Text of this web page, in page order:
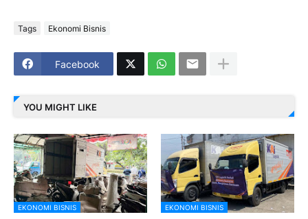
Tags Ekonomi Bisnis
Facebook
YOU MIGHT LIKE
EKONOMI BISNIS EKONOMI BISNIS